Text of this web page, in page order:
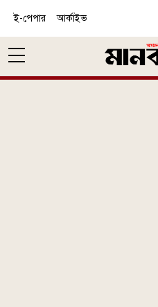
ই-পেপার আর্কাইভ